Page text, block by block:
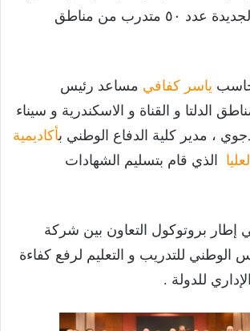
و ضمت الدفعة الجديدة عدد ٥٠ متدرب من مناطق
ياسر كفافي مساعد رئيس
الدلتا و القناة و الاسكندرية و سيناء
، مدير كلية الدفاع الوطني بأكاديمية
الذي قام بتسليم الشهادات
بروتوكول التعاون بين شركة
الوطني للتدريب و التعليم لرفع كفاءة
للدولة .